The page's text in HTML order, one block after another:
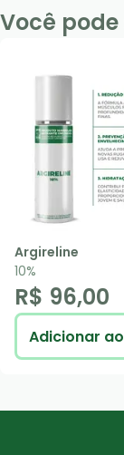
Você
Argireline
10%
R$ 96,00
Adicionar